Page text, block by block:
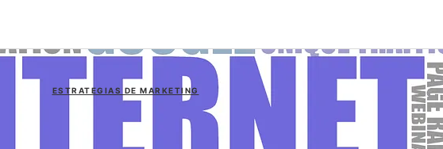
ESTRATEGIAS DE MARKETING